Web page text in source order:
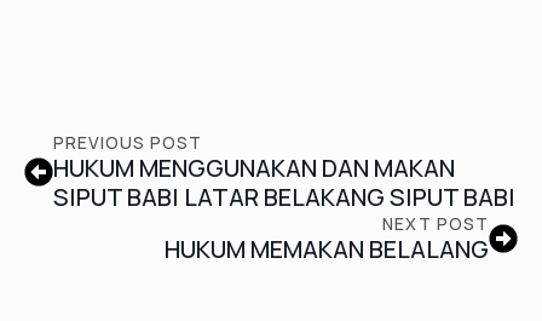
PREVIOUS POST
HUKUM MENGGUNAKAN DAN MAKAN
SIPUT BABI LATAR BELAKANG SIPUT BABI
NEXT POST
HUKUM MEMAKAN BELALANG